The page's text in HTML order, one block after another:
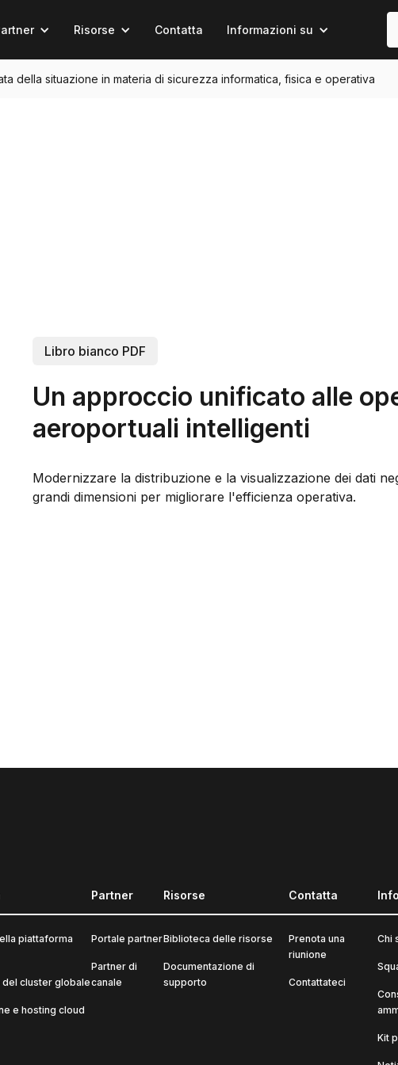
Risorse Contatta Informazioni su
della situazione in materia di sicurezza informatica, fisica e operativa
Libro bianco PDF
Un approccio unificato alle
aeroportuali intelligenti
Modernizzare la distribuzione e la visualizzazione dei dati
grandi dimensioni per migliorare l'efficienza operativa.
piattaforma
cluster globale
e hosting cloud
Partner
Portale partner
Partner di
canale
Risorse
Biblioteca delle risorse
Documentazione di
supporto
Contatta
Prenota una
riunione
Contattateci
Chi
Kit